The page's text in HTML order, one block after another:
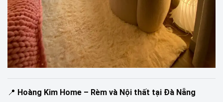
📍 Hoàng Kim Home – Rèm và Nội thất tại Đà Nẵng